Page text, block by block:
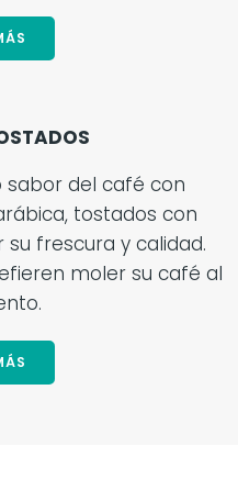
sabor del café con
tostados con
frescura y calidad.
moler su café al